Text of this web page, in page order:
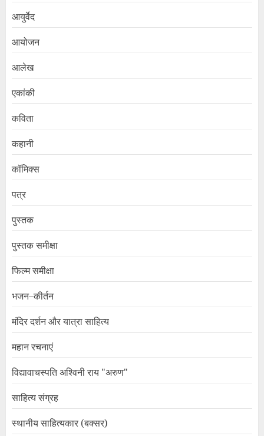
आयुर्वेद
आयोजन
आलेख
एकांकी
कविता
कहानी
कॉमिक्स
पत्र
पुस्तक
पुस्तक समीक्षा
फिल्म समीक्षा
भजन–कीर्तन
मंदिर दर्शन और यात्रा साहित्य
महान रचनाएं
विद्यावाचस्पति अश्विनी राय "अरुण"
साहित्य संग्रह
स्थानीय साहित्यकार (बक्सर)